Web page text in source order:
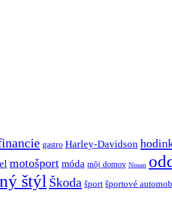
gastro Harley-Davidson
motošport móda môj domov Nissan
štýl Škoda šport športové